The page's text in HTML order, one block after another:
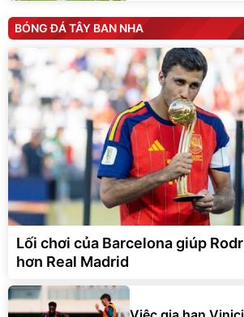
BÓNG ĐÁ TÂY BAN NHA
Lối chơi của Barcelona giúp
hơn Real Madrid